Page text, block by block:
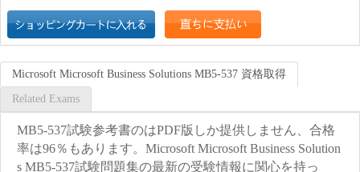
Microsoft Microsoft Business Solutions MB5-537 資格取得
Related Exams
MB5-537試験参考書のはPDF版しか提供しません、合格
率は96％もあります。Microsoft Microsoft Business Solution
s MB5-537試験問題集の最新の受験情報に関心を持っ